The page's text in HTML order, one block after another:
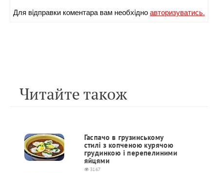
Для вiдправки коментара вам необхiдноавторизуватись.
Читайте також
Гаспачо в грузинському
стилі з копченою курячою
грудинкою і перепелиними
яйцями
3167